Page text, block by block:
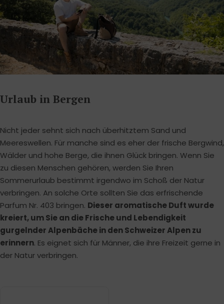
Urlaub in Bergen
Nicht jeder sehnt sich nach überhitztem Sand und
Meereswellen. Für manche sind es eher der frische Bergwind,
Wälder und hohe Berge, die ihnen Glück bringen. Wenn Sie
zu diesen Menschen gehören, werden Sie Ihren
Sommerurlaub bestimmt irgendwo im Schoß der Natur
verbringen. An solche Orte sollten Sie das erfrischende
Parfum Nr. 403 bringen. Dieser aromatische Duft wurde
kreiert, um Sie an die Frische und Lebendigkeit
gurgelnder Alpenbäche in den Schweizer Alpen zu
erinnern. Es eignet sich für Männer, die ihre Freizeit gerne in
der Natur verbringen.